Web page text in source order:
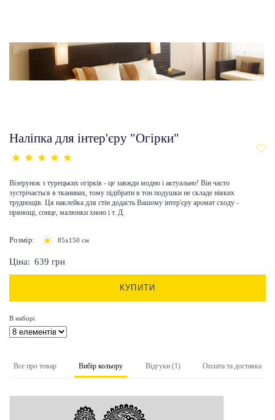
Наліпка для інтер'єру "Огірки"
Візерунок з турецьких огірків - це завжди модно і актуально! Він часто
зустрічається в тканинах, тому підібрати в тон подушки не складе ніяких
труднощів. Ця наклейка для стін додасть Вашому інтер'єру аромат сходу -
прянощі, сонце, малюнки хною і т. Д.
Розмір: 85х150 см
Ціна: 639 грн
КУПИТИ
В наборі
Все про товар Вибір кольору Відгуки (1) Оплата та доставка